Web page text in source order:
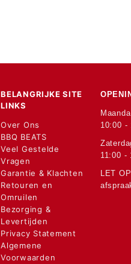
BELANGRIJKE SITE
LINKS
Over Ons
BBQ BEATS
Veel Gestelde
Vragen
Garantie & Klachten
Retouren en
Omruilen
Bezorging &
Levertijden
Privacy Statement
Algemene
Voorwaarden
10:00 -
11:00 -
LET